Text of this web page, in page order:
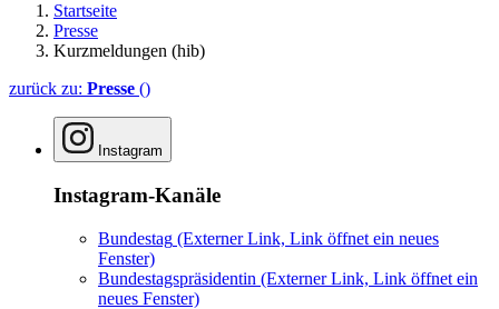
Startseite
Presse
Kurzmeldungen (hib)
zurück zu: Presse ()
Instagram
Instagram-Kanäle
Bundestag (Externer Link, Link öffnet ein neues
Fenster)
Bundestagspräsidentin (Externer Link, Link öffnet ein
neues Fenster)